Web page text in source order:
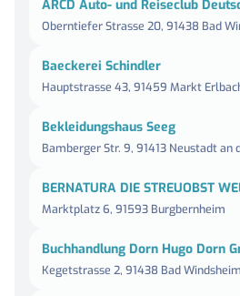
ARCD Auto- und Reiseclub
Oberntiefer Strasse 20, 91438 Bad
Baeckerei Schindler
Hauptstrasse 43, 91459 Markt
Bekleidungshaus Seeg
Bamberger Str. 9, 91413 Neustadt an
BERNATURA DIE STREUOBST
Marktplatz 6, 91593 Burgbernheim
Buchhandlung Dorn Hugo Dorn
Kegetstrasse 2, 91438 Bad Windsheim